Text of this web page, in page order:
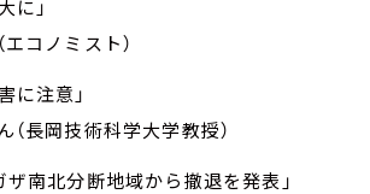
に」
コノミスト）
に注意」
（長岡技術科学大学教授）
ザ南北分断地域から撤退を発表」